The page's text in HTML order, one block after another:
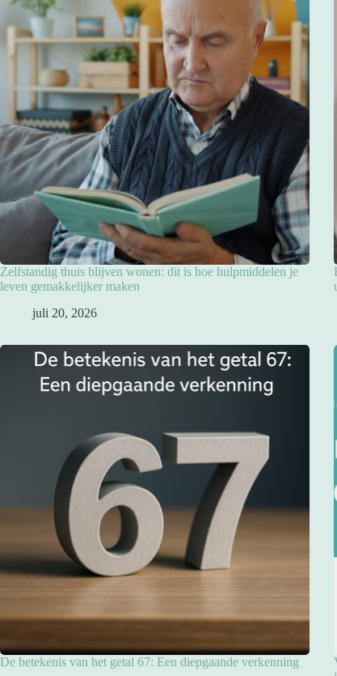
Zelfstandig thuis blijven wonen: dit is hoe hulpmiddelen je
leven gemakkelijker maken
juli 20, 2026
De betekenis van het getal 67: Een diepgaande verkenning